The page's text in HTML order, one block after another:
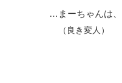
…まーちゃんは
（良き変人）